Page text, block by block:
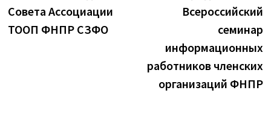
записям
Совета Ассоциации
ТООП ФНПР СЗФО
Всероссийский
семинар
информационных
работников членских
организаций ФНПР